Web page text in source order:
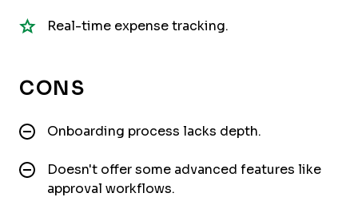
Real-time expense tracking.
CONS
Onboarding process lacks depth.
Doesn't offer some advanced features like
approval workflows.